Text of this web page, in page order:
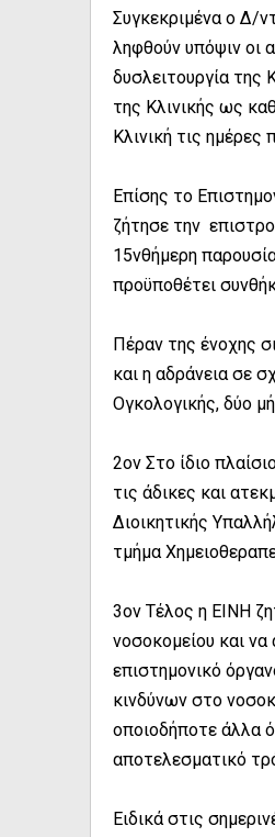
Συγκεκριμένα ο Δ/
ληφθούν υπόψιν οι
δυσλειτουργία
της Κλινικής ως
Κλινική τις
Επίσης το
ζήτησε την
15νθήμερη
προϋποθέτει
Πέραν της ένοχης
και η αδράνεια σε
Ογκολογικής, δύο
2ον Στο ίδιο
τις άδικες και
Διοικητικής
τμήμα
3ον Τέλος η ΕΙΝΗ
νοσοκομείου και να
επιστημονικό
κινδύνων στο
οποιοδήποτε άλλα
αποτελεσματικό
Ειδικά στις